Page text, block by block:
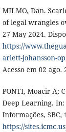
MILMO, Dan.
of legal wrangles
27 May 2024.
https://
arlett-johansson-
Acesso em 02 ago.
PONTI, Moacir A;
Deep Learning. In:
Informações, SBC,
https://